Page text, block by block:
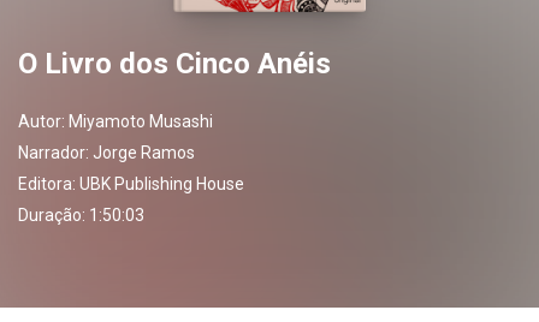
O Livro dos Cinco Anéis
Autor: Miyamoto Musashi
Narrador: Jorge Ramos
Editora: UBK Publishing House
Duração: 1:50:03